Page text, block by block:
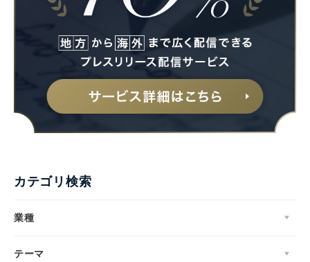
カテゴリ検索
業種
テーマ
Japanese